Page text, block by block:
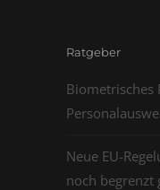
Ratgeber
Biometrisches
Neue EU-
noch begrenzt